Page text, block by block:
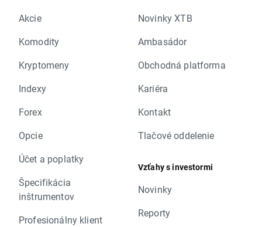
Akcie
Komodity
Kryptomeny
Indexy
Forex
Opcie
Účet a poplatky
Špecifikácia
inštrumentov
Profesionálny klient
Novinky XTB
Ambasádor
Obchodná platforma
Kariéra
Kontakt
Tlačové oddelenie
Vzťahy s investormi
Novinky
Reporty